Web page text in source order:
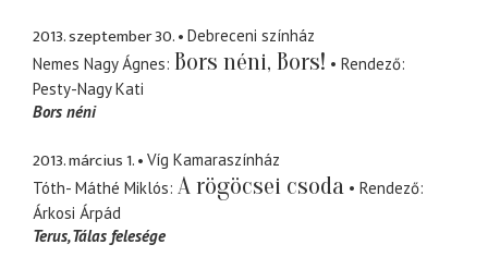
2013. szeptember 30.
Debreceni színház
Nemes Nagy Ágnes Bors néni, Bors!
Rendező
Pesty-Nagy Kati
Bors néni
2013. március 1.
Víg Kamaraszínház
Tóth- Máthé Miklós A rögöcsei csoda
Rendező
Árkosi Árpád
Terus Tálas felesége